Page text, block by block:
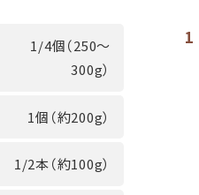
1/4個（250～
300g）
1個（約200g）
1/2本（約100g）
1